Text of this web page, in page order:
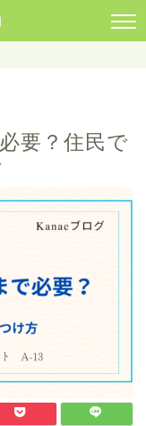
要？住民で